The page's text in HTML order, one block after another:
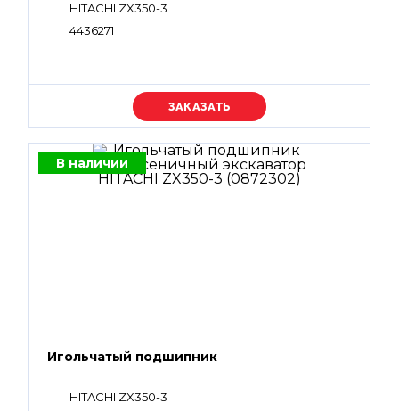
HITACHI ZX350-3
4436271
Уточняйте цену
В наличии
Игольчатый подшипник
HITACHI ZX350-3